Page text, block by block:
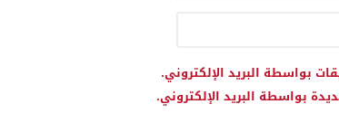
بواسطة البريد الإلكتروني.
بواسطة البريد الإلكتروني.